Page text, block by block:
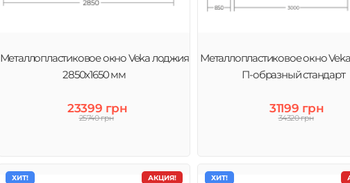
Металлопластиковое окно Veka лоджия
2850х1650 мм
23399 грн
25740 грн
Металлопластиковое окно
П-образный стандарт
31199 грн
34320 грн
АКЦИЯ!
ХИТ! ХИТ!